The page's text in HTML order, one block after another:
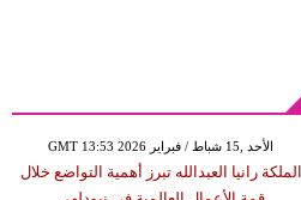
GMT 13:53 2026 الأحد ,15 شباط / فبراير
الملكة رانيا العبدالله تبرز أهمية التواضع خلال